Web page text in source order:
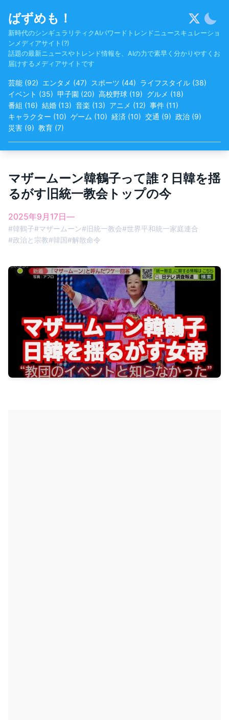
content
ばずめも！
新時代のシンギュラリティクAIパワードトレンドニュースキュレーショ
ンメディアサイト(?)
話題の最新ニュースやトレンド情報を、AIの力で素早く分かりやすくお
届けするメディアサイトです
芸能 (92) エンタメ (47) スポーツ (44) ライフスタイル (38)
イベント (35) 甲子園 (20) 高校野球 (19) グルメ (18)
番組 (16) 結婚 (13) 音楽 (13) アニメ (12) 事件 (11)
キャラクター (10) ゲーム (10) 経済 (10) 交通 (9) 政治 (9)
災害 (9) 教育 (7)
マザームーン韓鶴子って誰？日韓を揺
るがす旧統一教会トップの今
2025年9月17日—
#韓鶴子#マザームーン# 旧統一教会#世界平和統一家庭連合
#政治と宗教#韓国#解散命令